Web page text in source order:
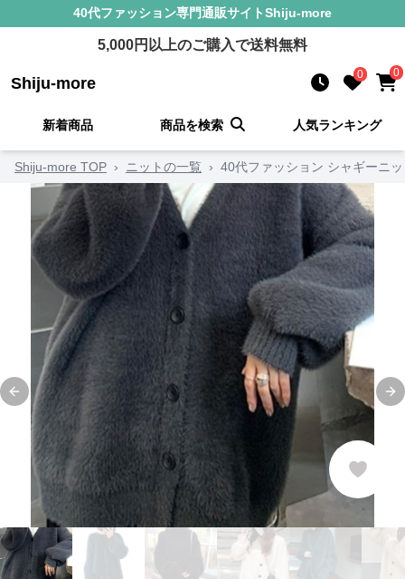
40代ファッション専門通販サイトShiju-more
5,000円以上のご購入で送料無料
Shiju-more 0 0
新着商品 商品を検索 人気ランキング
Shiju-more TOP › ニットの一覧 › 40代ファッション シャギーニ
Previous slide